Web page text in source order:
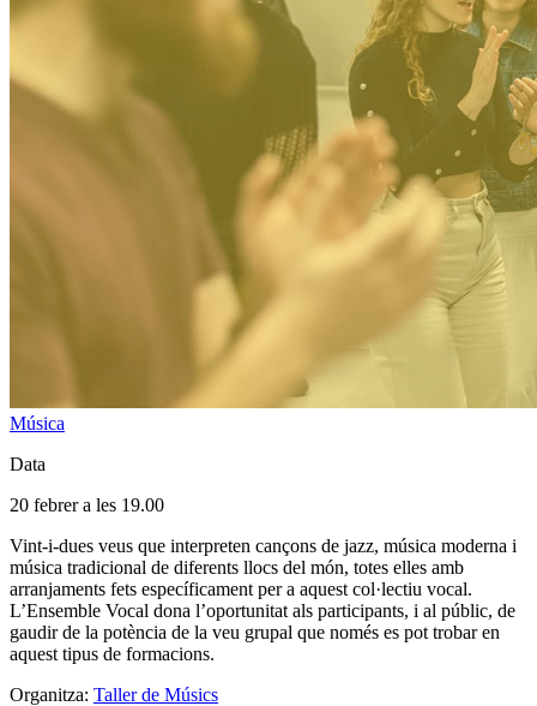
Música
Data
20 febrer a les 19.00
Vint-i-dues veus que interpreten cançons de jazz, música moderna i
música tradicional de diferents llocs del món, totes elles amb
arranjaments fets específicament per a aquest col·lectiu vocal.
L’Ensemble Vocal dona l’oportunitat als participants, i al públic, de
gaudir de la potència de la veu grupal que només es pot trobar en
aquest tipus de formacions.
Organitza: Taller de Músics